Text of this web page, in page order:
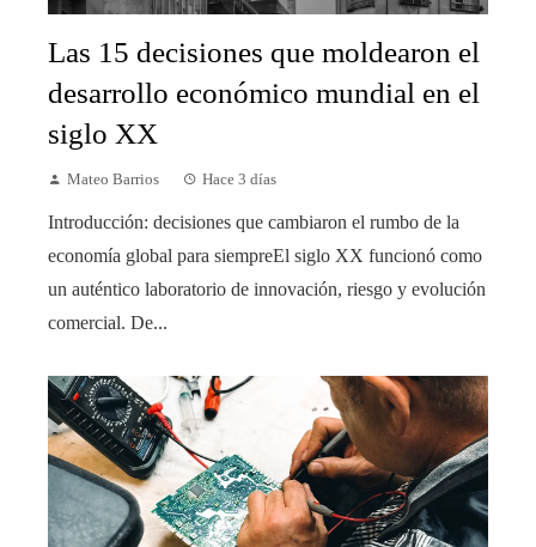
Las 15 decisiones que moldearon el
desarrollo económico mundial en el
siglo XX
Mateo Barrios Hace 3 días
Introducción: decisiones que cambiaron el rumbo de la
economía global para siempreEl siglo XX funcionó como
un auténtico laboratorio de innovación, riesgo y evolución
comercial. De...